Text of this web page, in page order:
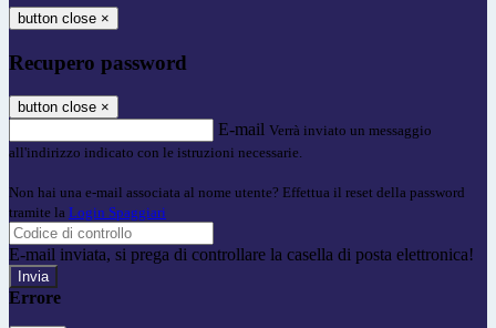
button close ×
Recupero password
button close ×
E-mail Verrà inviato un messaggio
all'indirizzo indicato con le istruzioni necessarie.
Non hai una e-mail associata al nome utente? Effettua il reset della password
tramite la Login Spaggiari
E-mail inviata, si prega di controllare la casella di posta elettronica!
Errore